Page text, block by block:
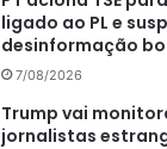
ligado ao PL e
desinformação
7/08/2026
Trump vai
jornalistas